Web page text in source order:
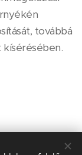
továbbá